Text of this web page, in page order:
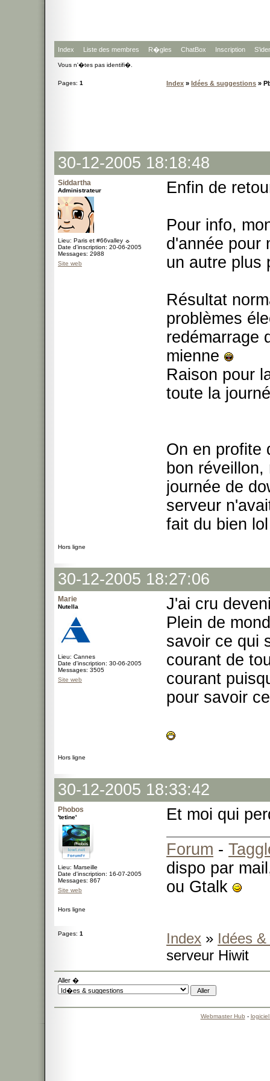
Index Liste des membres R�gles ChatBox Inscription
Vous n'�tes pas identifi�.
Pages: 1 Index » Idées & suggestions »
30-12-2005 18:18:48
Siddartha
Administrateur
Lieu: Paris et #66valley ☼
Date d'inscription: 20-06-2005
Messages: 2988
Site web
Enfin de
Pour info,
d'année pour
un autre plus
Résultat
problèmes
redémarrage
mienne
Raison pour
toute la
On en profite
bon
journée de
serveur
fait du bien
Hors ligne
30-12-2005 18:27:06
Marie
Nutella
Lieu: Cannes
Date d'inscription: 30-06-2005
Messages: 3505
Site web
J'ai cru
Plein de
savoir ce qui
courant de
courant
pour savoir
Hors ligne
30-12-2005 18:33:42
Phobos
'tetine'
Lieu: Marseille
Date d'inscription: 16-07-2005
Messages: 867
Site web
Et moi qui
Forum -
dispo par
ou Gtalk
Hors ligne
Pages: 1 Index » Idées
serveur Hiwit
Aller �
Webmaster Hub -